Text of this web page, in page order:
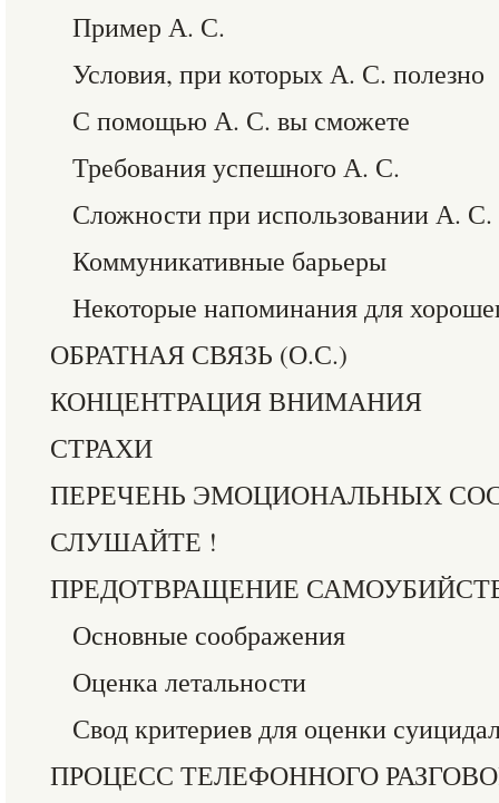
Пример А. С.
Условия, при которых А. С. полезно
С помощью А. С. вы сможете
Требования успешного А. С.
Сложности при использовании А. С.
Коммуникативные барьеры
Некоторые напоминания для
ОБРАТНАЯ СВЯЗЬ (О.С.)
КОНЦЕНТРАЦИЯ ВНИМАНИЯ
СТРАХИ
ПЕРЕЧЕНЬ ЭМОЦИОНАЛЬНЫХ
СЛУШАЙТЕ !
ПРЕДОТВРАЩЕНИЕ
Основные соображения
Оценка летальности
Свод критериев для оценки
ПРОЦЕСС ТЕЛЕФОННОГО